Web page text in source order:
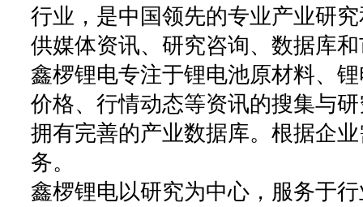
行业，是中国领先的专业产业研
供媒体资讯、研究咨询、数据库
鑫椤锂电专注于锂电池原材料、
价格、行情动态等资讯的搜集与
拥有完善的产业数据库。根据企
务。
鑫椤锂电以研究为中心，服务于